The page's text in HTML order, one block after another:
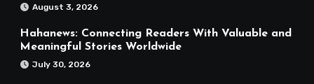
August 3, 2026
Hahanews: Connecting Readers With Valuable and
Meaningful Stories Worldwide
July 30, 2026